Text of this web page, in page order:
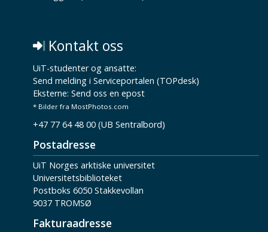
Kontakt oss
UiT-studenter og ansatte:
Send melding i Serviceportalen (TOPdesk)
Eksterne: Send oss en epost
* Bilder fra MostPhotos.com
+47 77 64 48 00 (UB Sentralbord)
Postadresse
UiT Norges arktiske universitet
Universitetsbiblioteket
Postboks 6050 Stakkevollan
9037 TROMSØ
Fakturaadresse